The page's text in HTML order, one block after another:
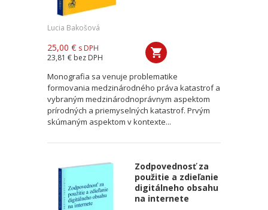
Lucia Bakošová
25,00 € s DPH
23,81 € bez DPH
Monografia sa venuje problematike
formovania medzinárodného práva katastrof a
vybraným medzinárodnoprávnym aspektom
prírodných a priemyselných katastrof. Prvým
skúmaným aspektom v kontexte...
Zodpovednosť za
použitie a zdieľanie
digitálneho obsahu
na internete